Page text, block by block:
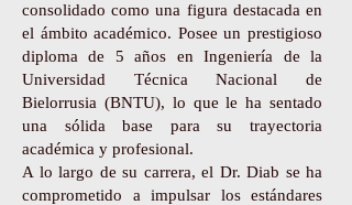
consolidado como una figura destacada en
el ámbito académico. Posee un prestigioso
diploma de 5 años en Ingeniería de la
Universidad Técnica Nacional de
Bielorrusia (BNTU), lo que le ha sentado
una sólida base para su trayectoria
académica y profesional.
A lo largo de su carrera, el Dr. Diab se ha
comprometido a impulsar los estándares